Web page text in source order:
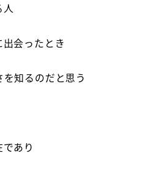
人
会ったとき
知るのだと思う
あり